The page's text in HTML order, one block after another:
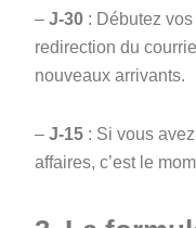
– J-30 : Débutez
redirection du
nouveaux arrivants.
– J-15 : Si vous
affaires, c’est le